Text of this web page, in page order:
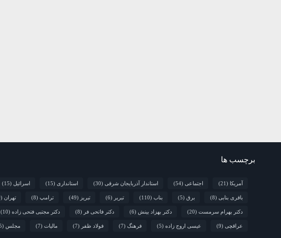
برچسب ها
آمریکا (21) اجتماعی (54) استاندار آذربایجان شرقی (30) استانداری (15) اسرائیل (15)
باقری بنابی (8) برق (5) بناب (110) تبریر (6) تبریز (49) ترامپ (8) تهران (19)
دکتر بهرام سرمست (20) دکتر بهزاد بینش (6) دکتر فاتحی فر (8) دکتر مجتبی فتحی زاده (10)
عراقچی (9) عیسی اروج زاده (5) فرهنگ (7) فولاد ظفر (7) مالیات (7) مجلس (5)